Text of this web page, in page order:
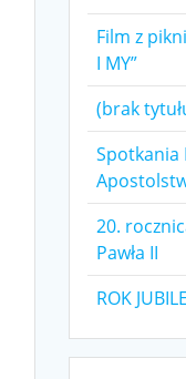
Film z
I MY”
(brak
Spotkania
20.
Pawła II
ROK